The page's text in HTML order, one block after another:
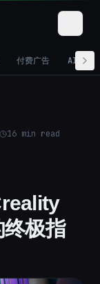
付费广告 AI视频
16 min read
极指